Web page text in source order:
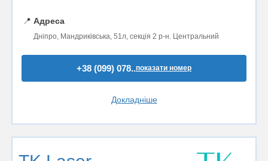
📍 Адреса
Дніпро, Мандриківська, 51л, секція 2 р-н. Центральний
+38 (099) 078..показати номер
Докладніше